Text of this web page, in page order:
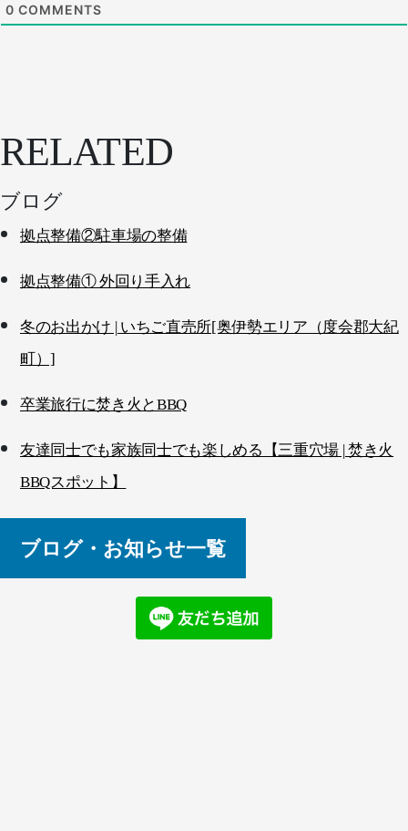
0 COMMENTS
RELATED
ブログ
拠点整備②駐車場の整備
拠点整備① 外回り手入れ
冬のお出かけ | いちご直売所[奥伊勢エリア（度会郡大紀
町）]
卒業旅行に焚き火とBBQ
友達同士でも家族同士でも楽しめる【三重穴場 | 焚き火
BBQスポット】
ブログ・お知らせ一覧